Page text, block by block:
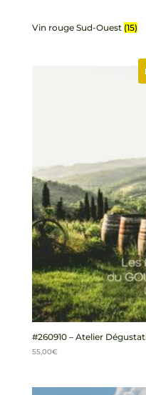
Vin rouge Sud-Ouest (15)
#260910 – Atelier
55,00€